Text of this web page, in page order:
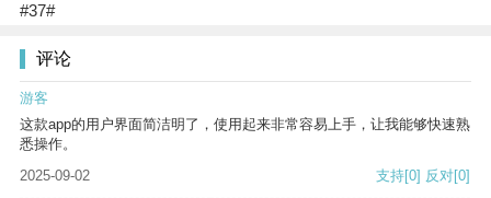
#37#
评论
游客
这款app的用户界面简洁明了，使用起来非常容易上手，让我能够快速熟
悉操作。
2025-09-02
支持[0] 反对[0]